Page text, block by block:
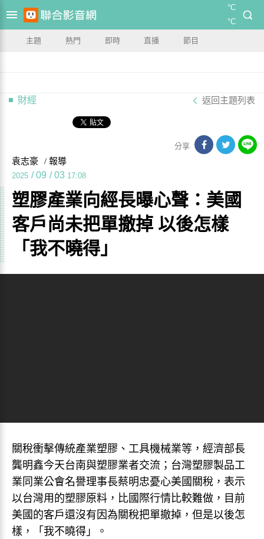
°C
°C
主題 熱門 即時 直播 節目
財經 返回主題列表
分享
袁志豪 / 報導
2025 / 09 / 03 17:08
塑膠產業向經長曝心聲：美國
客戶尚未把單撤掉 以後怎樣
「我不曉得」
關稅衝擊傳統產業塑膠、工具機械業等，經濟部長
龔明鑫今天台南與塑膠業者交流；台灣塑膠製品工
業同業公會名譽理事長蔡明忠憂心美國關稅，表示
以台灣用的塑膠原料，比國際行情比較難做，目前
美國的客戶還沒有因為關稅把單撤掉，但是以後怎
樣，「我不曉得」。